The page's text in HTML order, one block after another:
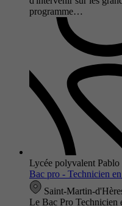
programme…
Lycée polyvalent Pablo
Bac pro - Technicien
Saint-Martin-
Le Bac Pro Technicien